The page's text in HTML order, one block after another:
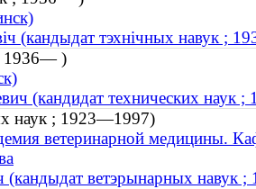
(кандыдат тэхнічных навук ;
; 1936— )
(кандидат технических наук
наук ; 1923—1997)
ветеринарной медицины.
(кандыдат ветэрынарных навук